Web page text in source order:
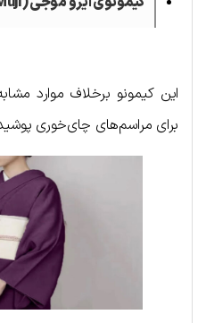
این کیمونو برخلاف موارد
برای مراسم‌های چای‌خوری